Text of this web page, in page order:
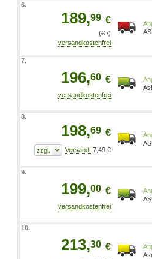
6.
189,99 €
(€ /)
7.
196,60 €
8.
198,69 €
7,49 €
9.
199,00 €
10.
213,30 €